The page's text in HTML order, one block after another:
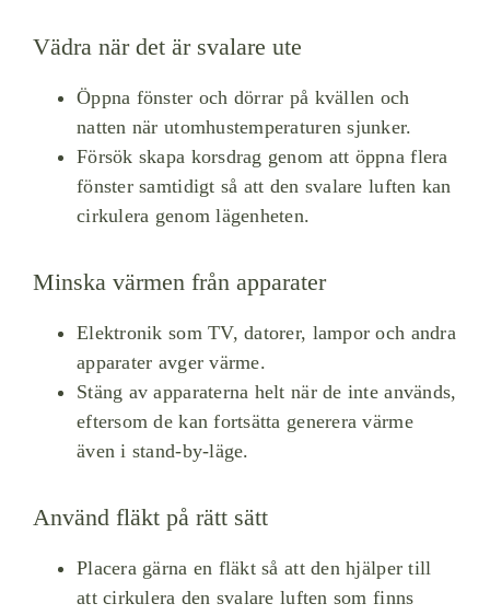
Vädra när det är svalare ute
Öppna fönster och dörrar på kvällen och
natten när utomhustemperaturen sjunker.
Försök skapa korsdrag genom att öppna flera
fönster samtidigt så att den svalare luften kan
cirkulera genom lägenheten.
Minska värmen från apparater
Elektronik som TV, datorer, lampor och andra
apparater avger värme.
Stäng av apparaterna helt när de inte används,
eftersom de kan fortsätta generera värme
även i stand-by-läge.
Använd fläkt på rätt sätt
Placera gärna en fläkt så att den hjälper till
att cirkulera den svalare luften som finns